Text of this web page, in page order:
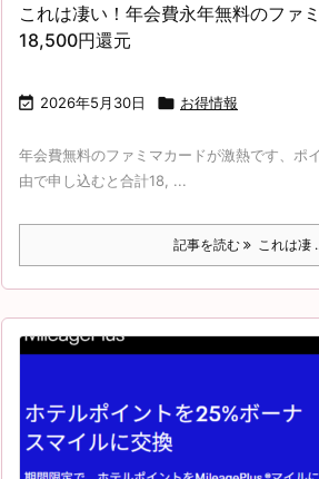
これは凄い！年会費永年無料のファ
18,500円還元
 2026年5月30日  お得情報
年会費無料のファミマカードが激熱です、ポ
由で申し込むと合計18, ...
記事を読む これは凄